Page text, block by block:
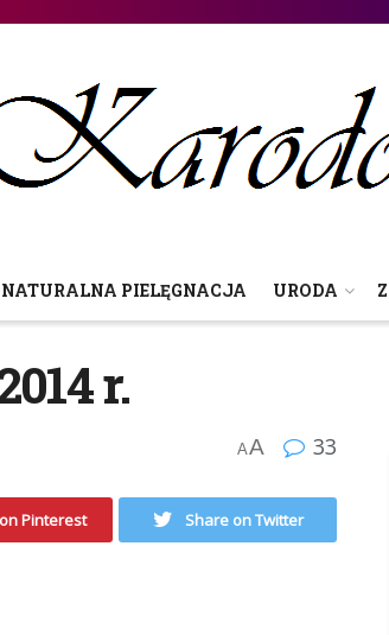
NATURALNA PIELĘGNACJA URODA
r.
AA 33
Pinterest Share on Twitter